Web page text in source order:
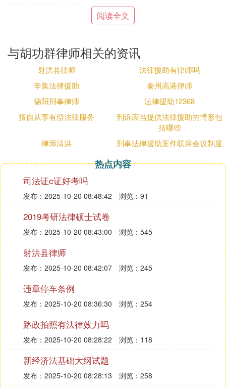
因儿子要结婚，来自陕西省西安市的孔女士经人介
格便宜，孔女士没多做考虑就买了。之后，孔女士去
售楼部领钥匙，却获知房子被同时卖给了别人。
西安另一处小产权房也产生了纠纷。
西安沣东新城三桥街道办红光路社区贺家村加贝花园
小产权房，因为小区没有五证，自来水公司无法接接
通管线，因此一直使用黑井水。置业者对此颇有微
《法制日报》记者梳理公开资料发现，类似场景曾在
房价长期快速上涨，远远超出了当地一般就业人员的
收入水平，而在经济适用房、廉租房无法满足住房需
求的时候，小产权房如雨后春笋般出现。然而，围绕
小产权房买卖、确权和征收等纠纷也时常发生。
2019年11月，深圳市龙华区
责任纠纷案。选用某小产权房的陈某某，请求非法占
有该房屋的史某腾空房屋并进行侵权赔偿。审理后，
因陈某某无证据证明其合法享有涉案房产的产权，且
无证据证明其实际占有使用该房产，法院最终裁定驳
回陈某某的起诉。
实际上，在政策层面，有关部门一直维持对小产权房
违法的界定。
从1999年到现在，有关部门三令五申，集体土地不得
用于商品住宅开发，城镇居民不得到农村购买宅基
地、农民住宅或小产权房，并要求各地坚决制止、依
法严肃查处。
然而，小产权房并没有因为政策的高压而偃旗息鼓，
阅读全文
与胡功群律师相关的资讯
射洪县律师
法律援助有律师吗
辛集法律援助
泰州高港律师
德阳刑事律师
法律援助12368
擅自从事有偿法律服务
刑诉应当提供法律援助的情形包
括哪些
律师清洪
刑事法律援助案件联席会议制度
热点内容
司法证c证好考吗
发布：2025-10-20 08:48:42 浏览：91
2019考研法律硕士试卷
发布：2025-10-20 08:43:00 浏览：545
射洪县律师
发布：2025-10-20 08:42:07 浏览：245
违章停车条例
发布：2025-10-20 08:36:30 浏览：254
路政拍照有法律效力吗
发布：2025-10-20 08:28:22 浏览：118
新经济法基础大纲试题
发布：2025-10-20 08:28:13 浏览：258